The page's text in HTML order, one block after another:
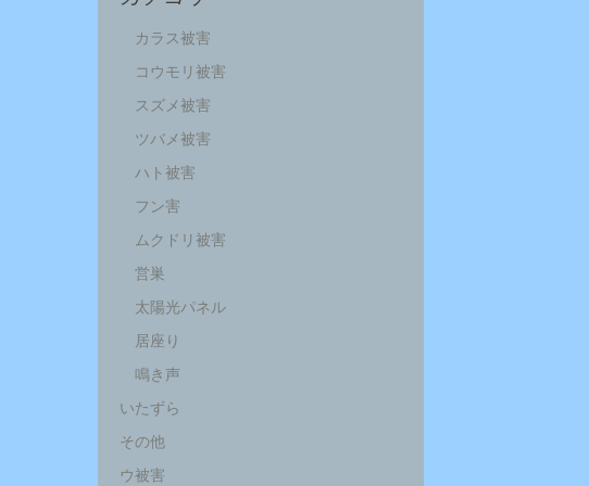
カラス被害
コウモリ被害
スズメ被害
ツバメ被害
ハト被害
フン害
ムクドリ被害
営巣
太陽光パネル
居座り
鳴き声
いたずら
その他
ウ被害